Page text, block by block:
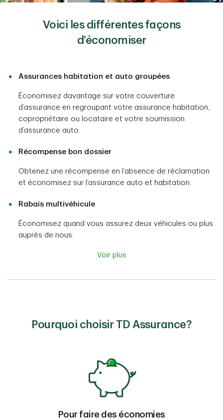
Voici les différentes façons
d’économiser
Assurances habitation et auto groupées
Économisez davantage sur votre couverture
d’assurance en regroupant votre assurance habitation,
copropriétaire ou locataire et votre soumission
d’assurance auto.
Récompense bon dossier
Obtenez une récompense en l’absence de réclamation
et économisez sur l’assurance auto et habitation.
Rabais multivéhicule
Économisez quand vous assurez deux véhicules ou plus
auprès de nous.
Voir plus
Pourquoi choisir TD Assurance?
Pour faire des économies